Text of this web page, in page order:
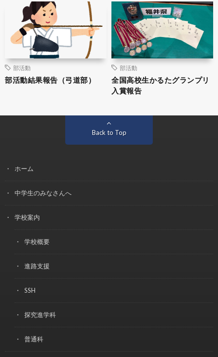
部活動
部活動結果報告（弓道部）
部活動
全国高校生かるたグランプリ
入賞報告
Back to Top
ホーム
中学生のみなさんへ
学校案内
学校概要
進路支援
SSH
探究進学科
普通科